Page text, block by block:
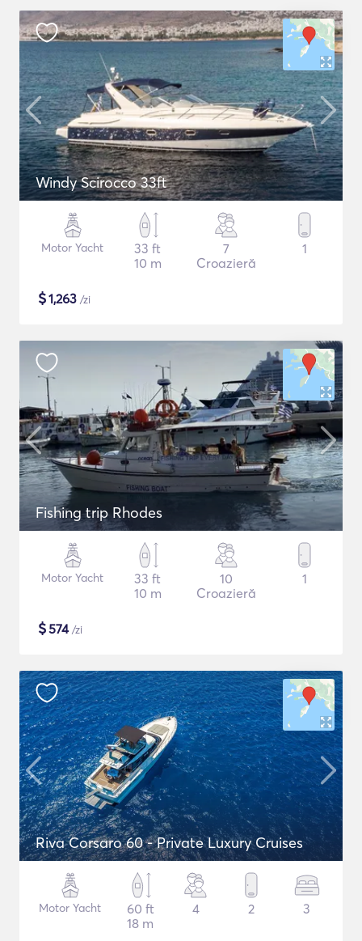
Windy Scirocco 33ft
Motor Yacht
33 ft
10 m
7
Croazieră
1
$1,263 /zi
Fishing trip Rhodes
Motor Yacht
33 ft
10 m
10
Croazieră
1
$574/zi
Riva Corsaro 60 - Private Luxury Cruises
Motor Yacht
60 ft
18 m
4 2 3